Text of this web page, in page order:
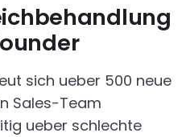
sich ueber 500 neue
Sales-Team
ueber schlechte